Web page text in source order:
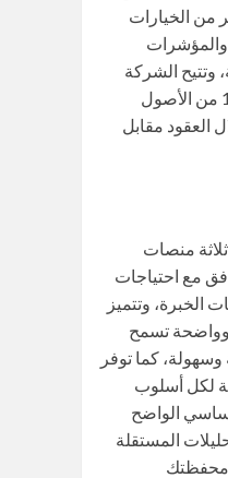
من الخيارات
والمؤشرات
وتتيح الشركة
التداول على أكثر من 120 من الأصول
العقود مقابل
منصات
مع احتياجات
الخبرة، وتتميز
تسمح
وسهولة، كما توفر
لكل أسلوب
الواضح
المستقلة
محفظتك